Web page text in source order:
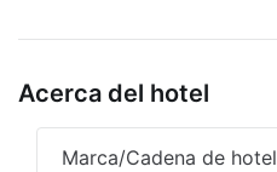
Acerca del hotel
Marca/Cadena de hotel